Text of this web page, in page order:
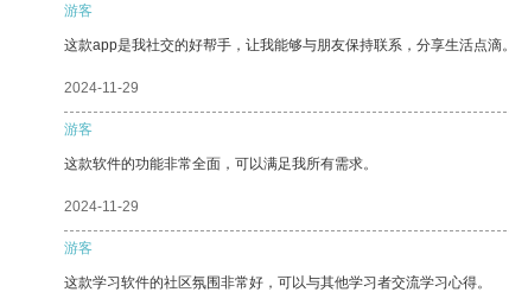
游客
这款app是我社交的好帮手，让我能够与朋友保持联系，分享生活点滴。
2024-11-29
游客
这款软件的功能非常全面，可以满足我所有需求。
2024-11-29
游客
这款学习软件的社区氛围非常好，可以与其他学习者交流学习心得。